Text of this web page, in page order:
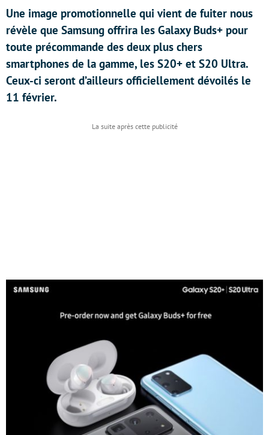
Une image promotionnelle qui vient de fuiter nous
révèle que Samsung offrira les Galaxy Buds+ pour
toute précommande des deux plus chers
smartphones de la gamme, les S20+ et S20 Ultra.
Ceux-ci seront d’ailleurs officiellement dévoilés le
11 février.